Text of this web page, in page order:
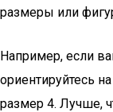
размеры или
Например, если
ориентируйтесь
размер 4. Лучше,